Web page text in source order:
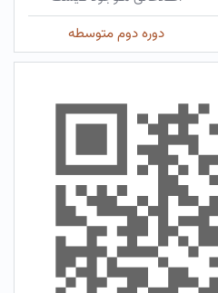
دوره دوم متوسطه